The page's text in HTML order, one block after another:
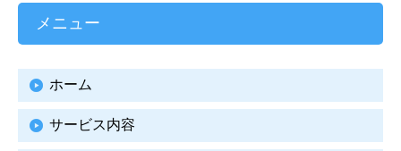
メニュー
ホーム
サービス内容